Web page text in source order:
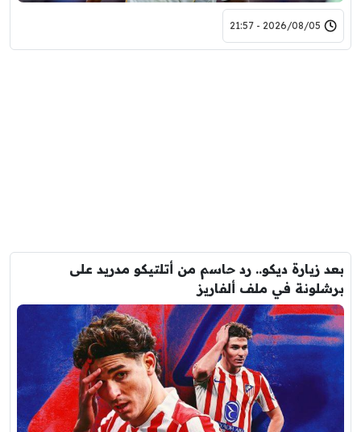
2026/08/05 - 21:57
بعد زيارة ديكو.. رد حاسم من أتلتيكو مدريد على
برشلونة في ملف ألفاريز